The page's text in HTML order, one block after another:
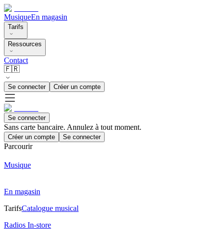
MusiqueEn magasin
Tarifs
Ressources
Contact
🇫🇷
Se connecter Créer un compte
Se connecter
Sans carte bancaire. Annulez à tout moment.
Créer un compte Se connecter
Parcourir
Musique
En magasin
TarifsCatalogue musical
Radios In-store